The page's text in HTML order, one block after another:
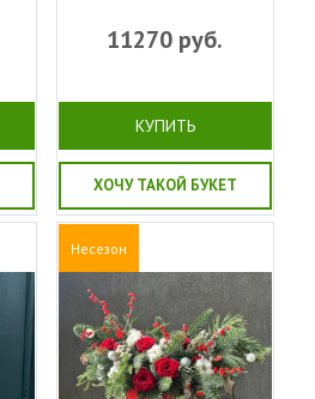
11270 руб.
КУПИТЬ
ХОЧУ ТАКОЙ БУКЕТ
Несезон